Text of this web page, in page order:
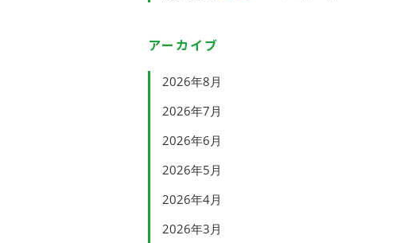
アーカイブ
2026年8月
2026年7月
2026年6月
2026年5月
2026年4月
2026年3月